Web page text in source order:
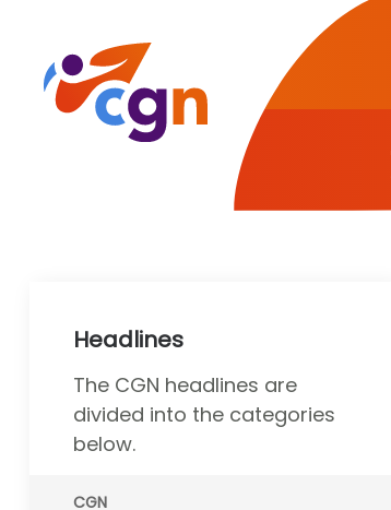
Headlines
The CGN headlines are
divided into the categories
below.
CGN